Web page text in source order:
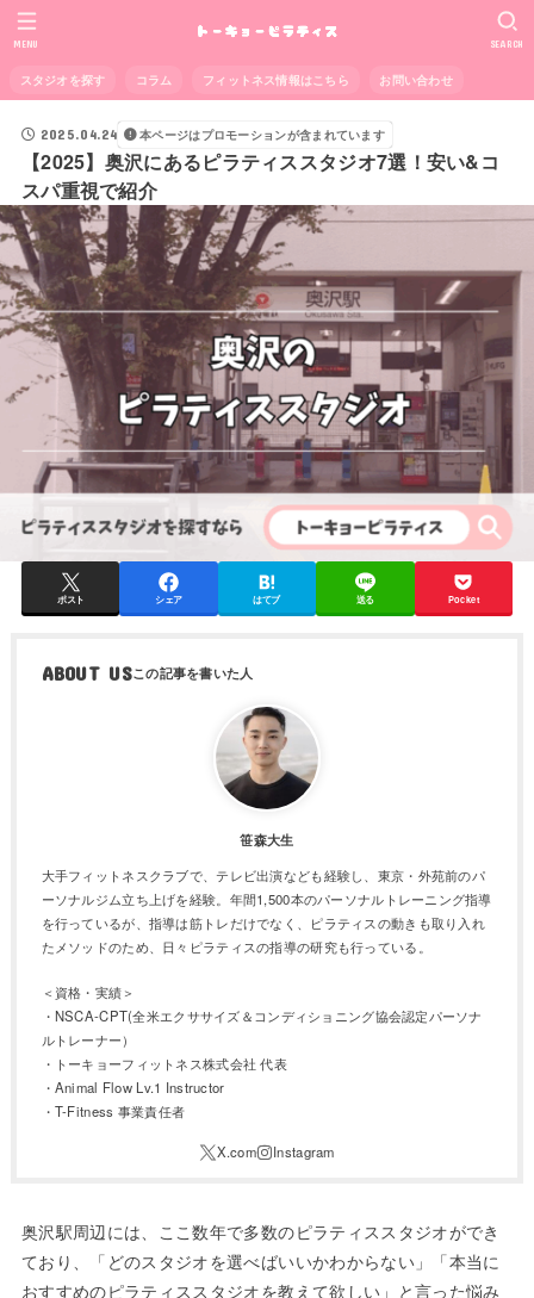
スタジオを探す コラム フィットネス情報はこちら お問い合わせ
SEARCH
MENU
2025.04.24 本ページはプロモーションが含まれています
【2025】奥沢にあるピラティススタジオ7選！安い&コ
スパ重視で紹介
ポスト シェア はてブ 送る Pocket
ABOUT US
笹森大生
大手フィットネスクラブで、テレビ出演なども経験し、東京・外苑前のパ
ーソナルジム立ち上げを経験。年間1,500本のパーソナルトレーニング指導
を行っているが、指導は筋トレだけでなく、ピラティスの動きも取り入れ
たメソッドのため、日々ピラティスの指導の研究も行っている。
＜資格・実績＞
・NSCA-CPT(全米エクササイズ＆コンディショニング協会認定パーソナ
ルトレーナー）
・トーキョーフィットネス株式会社 代表
・Animal Flow Lv.1 Instructor
・T-Fitness 事業責任者
奥沢駅周辺には、ここ数年で多数のピラティススタジオができ
ており、「どのスタジオを選べばいいかわからない」「本当に
おすすめのピラティススタジオを教えて欲しい」と言った悩み